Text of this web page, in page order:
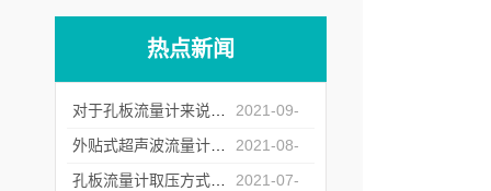
热点新闻
2021-09-
07
2021-08-
20
2021-07-